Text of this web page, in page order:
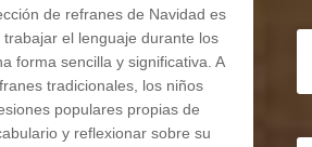
de refranes de Navidad es
el lenguaje durante los
forma sencilla y significativa. A
tradicionales, los niños
populares propias de
y reflexionar sobre su